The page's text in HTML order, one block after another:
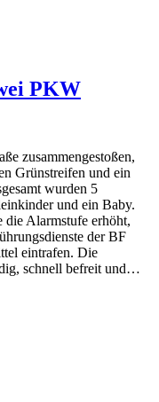
PKW
zusammengestoßen,
Grünstreifen und ein
wurden 5
und ein Baby.
die Alarmstufe erhöht,
der BF
eintrafen. Die
schnell befreit und…